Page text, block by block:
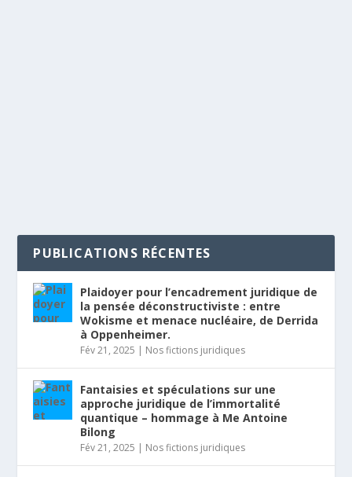
PUBLICATIONS RÉCENTES
Plaidoyer pour l’encadrement juridique de
la pensée déconstructiviste : entre
Wokisme et menace nucléaire, de Derrida
à Oppenheimer.
Fév 21, 2025 | Nos fictions juridiques
Fantaisies et spéculations sur une
approche juridique de l’immortalité
quantique – hommage à Me Antoine
Bilong
Fév 21, 2025 | Nos fictions juridiques